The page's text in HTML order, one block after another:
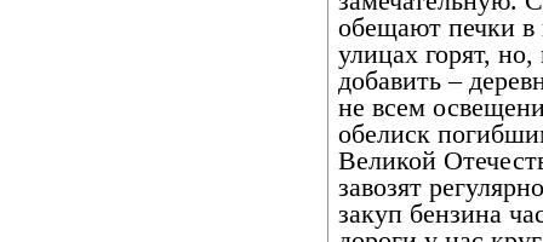
обещают печки в
улицах горят,
добавить –
не всем
обелиск
Великой
завозят
закуп бензина